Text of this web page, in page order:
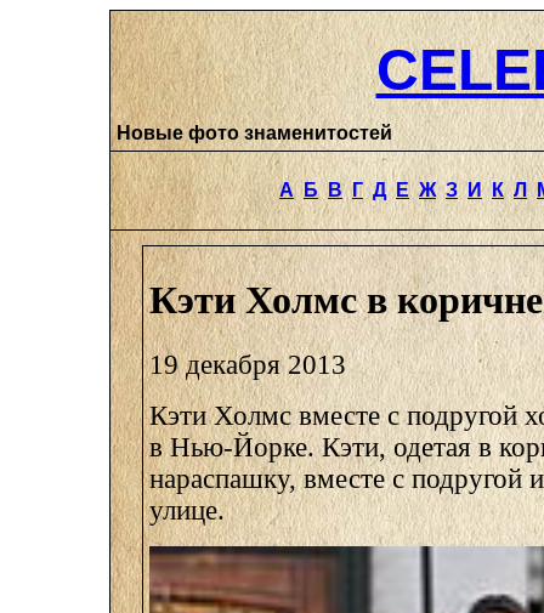
Новые фото знаменитостей
А Б В Г Д Е Ж З И К Л
Кэти Холмс в
19 декабря 2013
Кэти Холмс вместе с подругой
в Нью-Йорке. Кэти, одетая в
нараспашку, вместе с подругой
улице.